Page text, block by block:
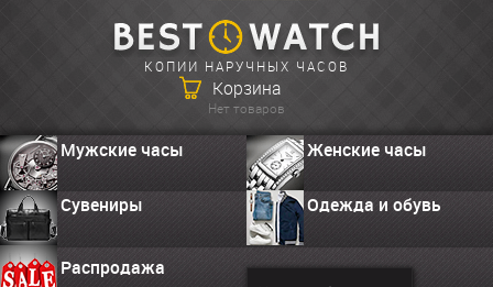
КОПИИ НАРУЧНЫХ ЧАСОВ
Корзина
Нет товаров
Мужские часы Женские часы
Сувениры Одежда и обувь
Распродажа